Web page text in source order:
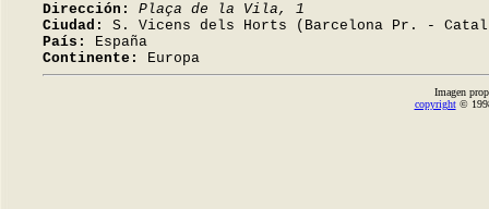
Dirección:
Plaça de la Vila, 1
Ciudad:
S. Vicens dels Horts (Barcelona Pr. -
País:
España
Continente:
Europa
Imagen
copyright©